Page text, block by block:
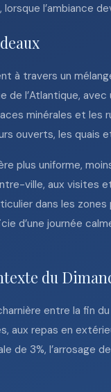
l’ambiance
à travers un
l’Atlantique,
minérales et
ouverts, les
plus uniforme,
ville, aux visites
dans les zones
d’une journée
du
entre la fin
aux repas en
de 3%, l’arrosage